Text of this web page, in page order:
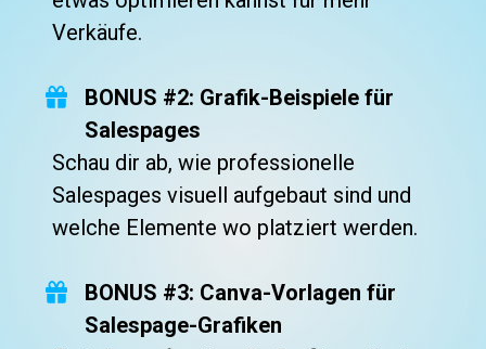
Verkäufe.
BONUS #2: Grafik-Beispiele für
Salespages
Schau dir ab, wie professionelle
Salespages visuell aufgebaut sind und
welche Elemente wo platziert werden.
BONUS #3: Canva-Vorlagen für
Salespage-Grafiken